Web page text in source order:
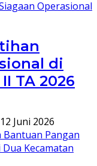
di
TA 2026
Juni 2026